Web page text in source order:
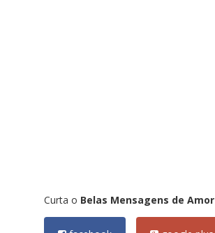
Curta o Belas Mensagens de Amor